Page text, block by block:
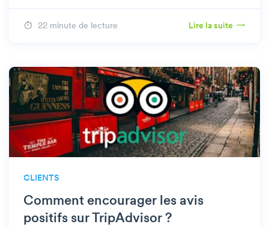
optimales.
22 minute de lecture Lire la suite
CLIENTS
Comment encourager les avis
positifs sur TripAdvisor ?